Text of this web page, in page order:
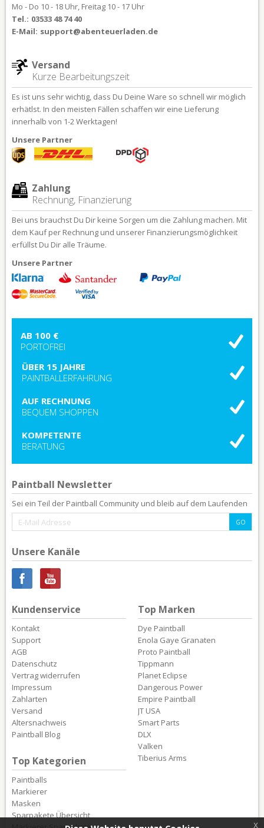
Mo - Do 10 - 18 Uhr, Freitag 10 - 17 Uhr
Tel.: 03533 48 74 40
E-Mail: support@abenteuerladen.de
Versand
Kurze Bearbeitungszeit
Es ist uns sehr wichtig, dass Du Deine Ware so schnell wir möglich
erhätlst. In den meisten Fällen schaffen wir eine Lieferung
innerhalb von 1-2 Werktagen!
Unsere Partner
Zahlung
Rechnung, Finanzierung
Bei uns brauchst Du Dir keine Sorgen um die Zahlung machen. Mit
dem Kauf per Rechnung und unserer Finanzierungsmöglichkeit
erfüllst Du Dir alle Träume.
Unsere Partner
AB 100 €
PORTOFREI
ÜBER 15 JAHRE
PAINTBALLERFAHRUNG
AUF RECHNUNG
BEQUEM SHOPPEN
KOMPETENTE
BERATUNG
Paintball Newsletter
Sei ein Teil der Paintball Community und bleib auf dem Laufenden
Unsere Kanäle
Kundenservice
Kontakt
Support
AGB
Datenschutz
Vertrag widerrufen
Impressum
Zahlarten
Versand
Altersnachweis
Paintball Blog
Top Kategorien
Paintballs
Markierer
Masken
Sparpakete Übersicht
Top Marken
Dye Paintball
Enola Gaye Granaten
Proto Paintball
Tippmann
Planet Eclipse
Dangerous Power
Empire Paintball
JT USA
Smart Parts
DLX
Valken
Tiberius Arms
x